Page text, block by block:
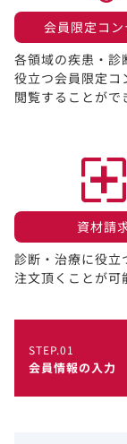
会員限定コン
各領域の疾患・診
役立つ会員限定コ
閲覧することがで
資材請
診断・治療に役立
注文頂くことが可
STEP.01
会員情報の入力